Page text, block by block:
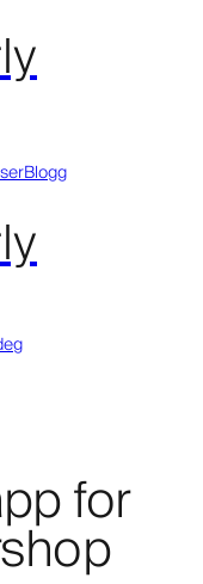
Blogg
for